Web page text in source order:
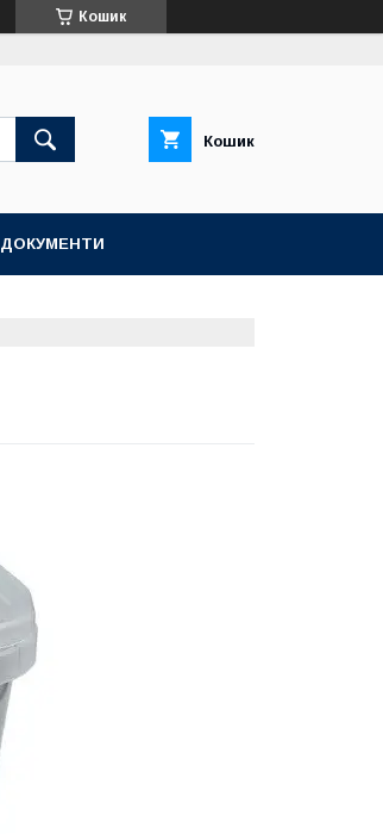
Кошик
Кошик
ДОКУМЕНТИ